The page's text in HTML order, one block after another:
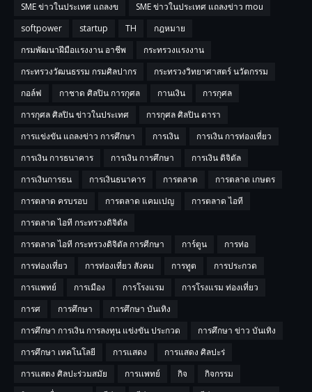
SME ข่าวในประเทศ แถลงข
SME ข่าวในประเทศ แถลงข่าว mou
softpower
startup TH
กฎหมาย
กรมพัฒนาฝีมือแรงงาน อาชีพ
กระทรวงแรงงาน
กระทรวงวัฒนธรรม กรมศิลปากร
กระทรวงวิทยาศาสตร์ นวัตกรรม
กอล์ฟ
กาชาด ศิลปิน การกุศล กานเงิน
การกุศล
การกุศล ศิลปิน ข่าวในประเทศ
การกุศล ศิลปิน ดารา
การแข่งขัน แถลงข่าว การศึกษา
การเงิน
การเงิน การท่องเที่ยว
การเงิน การธนาคาร
การเงิน การศึกษา
การเงิน ดิจิตัล
การเงินการธน
การเงินธนาคาร การตลาด
การตลาด เกษตร
การตลาด ครบรอบ
การตลาด แคมเปญ
การตลาด ไอที
การตลาด ไอที กระทรวงดิจิตัล
การตลาด ไอที กระทรวงดิจิตัล การศีกษา
การ์ตูน
การท่อ
การท่องเที่ยว
การท่องเที่ยว สังคม การทูต
การประกวด
การแพทย์
การเมือง การโรงแรม
การโรงแรม ท่องเที่ยว
การศ
การศึกษา
การศึกษา บันเทิง
การศึกษา การเงิน การลงทุน แข่งขัน ประกวด
การศึกษา ข่าว บันเทิง
การศึกษา เทคโนโลยี
การแสดง
การแสดง ศิลปะร่
การแสดง ศิลปะร่วมสมัย
การเเพทย์ กิจ
กิจกรรม